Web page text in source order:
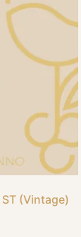
(Vintage)